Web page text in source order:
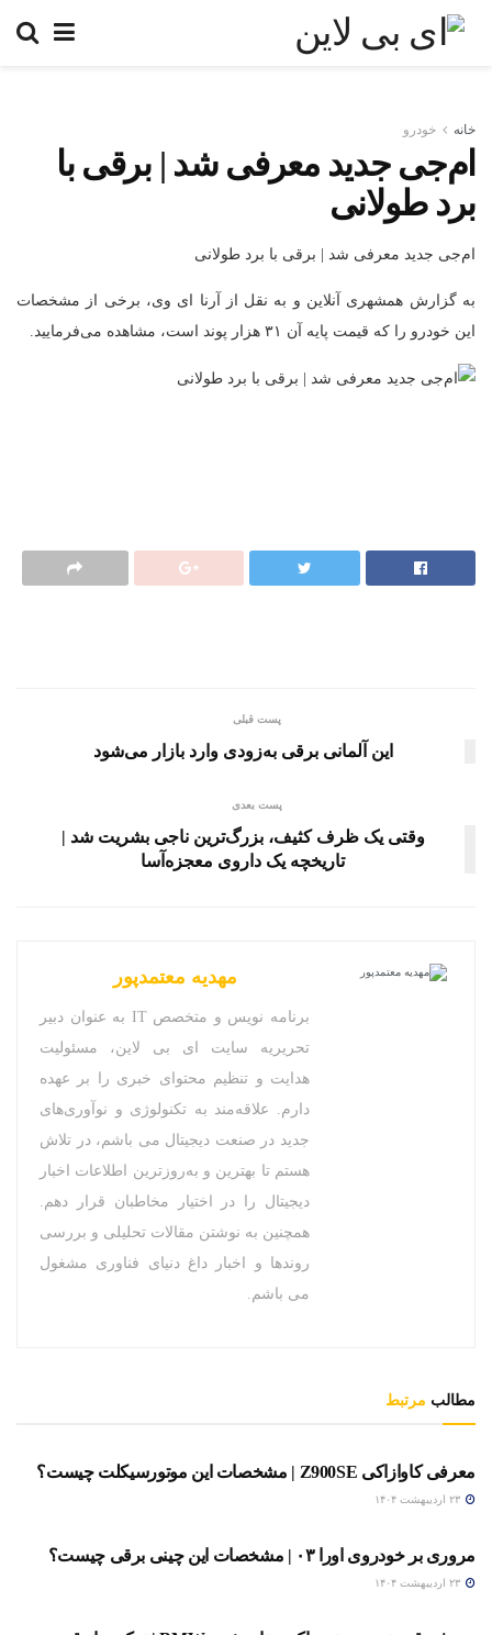
خانه خودرو
ام‌جی جدید معرفی شد | برقی با
برد طولانی
ام‌جی جدید معرفی شد | برقی با برد طولانی
به گزارش همشهری آنلاین و به نقل از آرنا ای وی، برخی از مشخصات
این خودرو را که قیمت پایه آن ۳۱ هزار پوند است، مشاهده می‌فرمایید.
پست قبلی
این آلمانی برقی به‌زودی وارد بازار می‌شود
پست بعدی
وقتی یک ظرف کثیف، بزرگ‌ترین ناجی بشریت شد |
تاریخچه یک داروی معجزه‌آسا
مهدیه معتمدپور
برنامه نویس و متخصص IT به عنوان دبیر
تحریریه سایت ای بی لاین، مسئولیت
هدایت و تنظیم محتوای خبری را بر عهده
دارم. علاقه‌مند به تکنولوژی و نوآوری‌های
جدید در صنعت دیجیتال می باشم، در تلاش
هستم تا بهترین و به‌روزترین اطلاعات اخبار
دیجیتال را در اختیار مخاطبان قرار دهم.
همچنین به نوشتن مقالات تحلیلی و بررسی
روندها و اخبار داغ دنیای فناوری مشغول
می باشم.
مطالب مرتبط
خودرو
معرفی کاوازاکی Z900SE | مشخصات این موتورسیکلت چیست؟
خودرو
مروری بر خودروی اورا ۰۳ | مشخصات این چینی برقی چیست؟
خودرو